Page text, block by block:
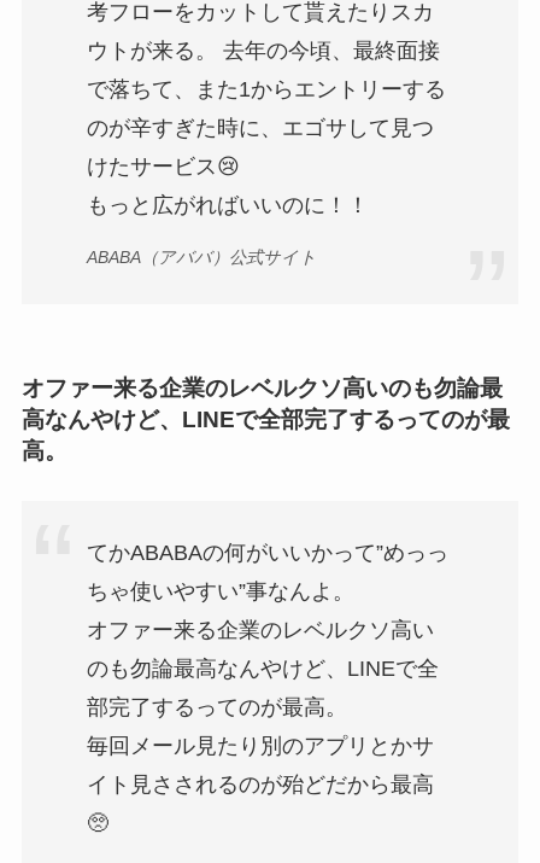
考フローをカットして貰えたりスカ
ウトが来る。 去年の今頃、最終面接
で落ちて、また1からエントリーする
のが辛すぎた時に、エゴサして見つ
けたサービス😢
もっと広がればいいのに！！
ABABA（アババ）公式サイト
オファー来る企業のレベルクソ高いのも勿論最
高なんやけど、LINEで全部完了するってのが最
高。
てかABABAの何がいいかって”めっっ
ちゃ使いやすい”事なんよ。
オファー来る企業のレベルクソ高い
のも勿論最高なんやけど、LINEで全
部完了するってのが最高。
毎回メール見たり別のアプリとかサ
イト見さされるのが殆どだから最高
🥺